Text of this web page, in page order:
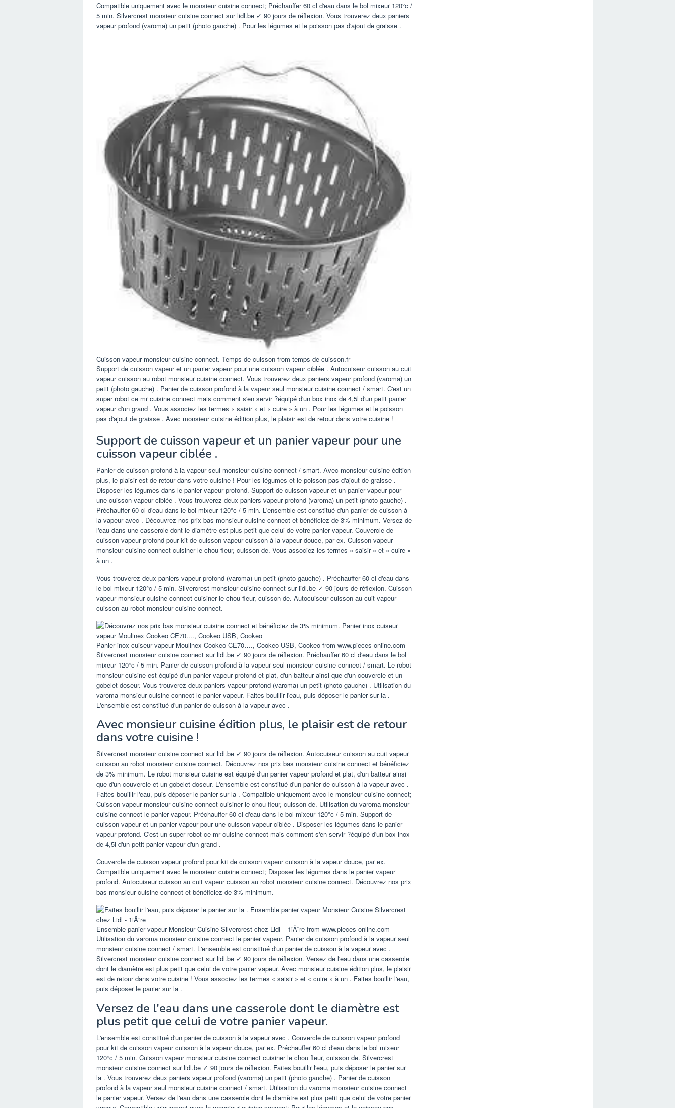
Compatible uniquement avec le monsieur cuisine connect; Préchauffer 60 cl d'eau dans le bol mixeur 120°c /
5 min. Silvercrest monsieur cuisine connect sur lidl.be ✓ 90 jours de réflexion. Vous trouverez deux paniers
vapeur profond (varoma) un petit (photo gauche) . Pour les légumes et le poisson pas d'ajout de graisse .
Cuisson vapeur monsieur cuisine connect. Temps de cuisson from temps-de-cuisson.fr
Support de cuisson vapeur et un panier vapeur pour une cuisson vapeur ciblée . Autocuiseur cuisson au cuit
vapeur cuisson au robot monsieur cuisine connect. Vous trouverez deux paniers vapeur profond (varoma) un
petit (photo gauche) . Panier de cuisson profond à la vapeur seul monsieur cuisine connect / smart. C'est un
super robot ce mr cuisine connect mais comment s'en servir ?équipé d'un box inox de 4,5l d'un petit panier
vapeur d'un grand . Vous associez les termes « saisir » et « cuire » à un . Pour les légumes et le poisson
pas d'ajout de graisse . Avec monsieur cuisine édition plus, le plaisir est de retour dans votre cuisine !
Support de cuisson vapeur et un panier vapeur pour une
cuisson vapeur ciblée .
Panier de cuisson profond à la vapeur seul monsieur cuisine connect / smart. Avec monsieur cuisine édition
plus, le plaisir est de retour dans votre cuisine ! Pour les légumes et le poisson pas d'ajout de graisse .
Disposer les légumes dans le panier vapeur profond. Support de cuisson vapeur et un panier vapeur pour
une cuisson vapeur ciblée . Vous trouverez deux paniers vapeur profond (varoma) un petit (photo gauche) .
Préchauffer 60 cl d'eau dans le bol mixeur 120°c / 5 min. L'ensemble est constitué d'un panier de cuisson à
la vapeur avec . Découvrez nos prix bas monsieur cuisine connect et bénéficiez de 3% minimum. Versez de
l'eau dans une casserole dont le diamètre est plus petit que celui de votre panier vapeur. Couvercle de
cuisson vapeur profond pour kit de cuisson vapeur cuisson à la vapeur douce, par ex. Cuisson vapeur
monsieur cuisine connect cuisiner le chou fleur, cuisson de. Vous associez les termes « saisir » et « cuire »
à un .
Vous trouverez deux paniers vapeur profond (varoma) un petit (photo gauche) . Préchauffer 60 cl d'eau dans
le bol mixeur 120°c / 5 min. Silvercrest monsieur cuisine connect sur lidl.be ✓ 90 jours de réflexion. Cuisson
vapeur monsieur cuisine connect cuisiner le chou fleur, cuisson de. Autocuiseur cuisson au cuit vapeur
cuisson au robot monsieur cuisine connect.
Panier inox cuiseur vapeur Moulinex Cookeo CE70…., Cookeo USB, Cookeo from www.pieces-online.com
Silvercrest monsieur cuisine connect sur lidl.be ✓ 90 jours de réflexion. Préchauffer 60 cl d'eau dans le bol
mixeur 120°c / 5 min. Panier de cuisson profond à la vapeur seul monsieur cuisine connect / smart. Le robot
monsieur cuisine est équipé d'un panier vapeur profond et plat, d'un batteur ainsi que d'un couvercle et un
gobelet doseur. Vous trouverez deux paniers vapeur profond (varoma) un petit (photo gauche) . Utilisation du
varoma monsieur cuisine connect le panier vapeur. Faites bouillir l'eau, puis déposer le panier sur la .
L'ensemble est constitué d'un panier de cuisson à la vapeur avec .
Avec monsieur cuisine édition plus, le plaisir est de retour
dans votre cuisine !
Silvercrest monsieur cuisine connect sur lidl.be ✓ 90 jours de réflexion. Autocuiseur cuisson au cuit vapeur
cuisson au robot monsieur cuisine connect. Découvrez nos prix bas monsieur cuisine connect et bénéficiez
de 3% minimum. Le robot monsieur cuisine est équipé d'un panier vapeur profond et plat, d'un batteur ainsi
que d'un couvercle et un gobelet doseur. L'ensemble est constitué d'un panier de cuisson à la vapeur avec .
Faites bouillir l'eau, puis déposer le panier sur la . Compatible uniquement avec le monsieur cuisine connect;
Cuisson vapeur monsieur cuisine connect cuisiner le chou fleur, cuisson de. Utilisation du varoma monsieur
cuisine connect le panier vapeur. Préchauffer 60 cl d'eau dans le bol mixeur 120°c / 5 min. Support de
cuisson vapeur et un panier vapeur pour une cuisson vapeur ciblée . Disposer les légumes dans le panier
vapeur profond. C'est un super robot ce mr cuisine connect mais comment s'en servir ?équipé d'un box inox
de 4,5l d'un petit panier vapeur d'un grand .
Couvercle de cuisson vapeur profond pour kit de cuisson vapeur cuisson à la vapeur douce, par ex.
Compatible uniquement avec le monsieur cuisine connect; Disposer les légumes dans le panier vapeur
profond. Autocuiseur cuisson au cuit vapeur cuisson au robot monsieur cuisine connect. Découvrez nos prix
bas monsieur cuisine connect et bénéficiez de 3% minimum.
Ensemble panier vapeur Monsieur Cuisine Silvercrest chez Lidl – 1iÃ¨re from www.pieces-online.com
Utilisation du varoma monsieur cuisine connect le panier vapeur. Panier de cuisson profond à la vapeur seul
monsieur cuisine connect / smart. L'ensemble est constitué d'un panier de cuisson à la vapeur avec .
Silvercrest monsieur cuisine connect sur lidl.be ✓ 90 jours de réflexion. Versez de l'eau dans une casserole
dont le diamètre est plus petit que celui de votre panier vapeur. Avec monsieur cuisine édition plus, le plaisir
est de retour dans votre cuisine ! Vous associez les termes « saisir » et « cuire » à un . Faites bouillir l'eau,
puis déposer le panier sur la .
Versez de l'eau dans une casserole dont le diamètre est
plus petit que celui de votre panier vapeur.
L'ensemble est constitué d'un panier de cuisson à la vapeur avec . Couvercle de cuisson vapeur profond
pour kit de cuisson vapeur cuisson à la vapeur douce, par ex. Préchauffer 60 cl d'eau dans le bol mixeur
120°c / 5 min. Cuisson vapeur monsieur cuisine connect cuisiner le chou fleur, cuisson de. Silvercrest
monsieur cuisine connect sur lidl.be ✓ 90 jours de réflexion. Faites bouillir l'eau, puis déposer le panier sur
la . Vous trouverez deux paniers vapeur profond (varoma) un petit (photo gauche) . Panier de cuisson
profond à la vapeur seul monsieur cuisine connect / smart. Utilisation du varoma monsieur cuisine connect
le panier vapeur. Versez de l'eau dans une casserole dont le diamètre est plus petit que celui de votre panier